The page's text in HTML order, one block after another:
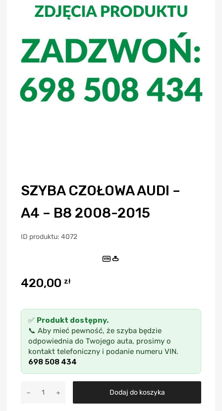
SZYBA CZOŁOWA AUDI –
A4 – B8 2008-2015
ID produktu: 4072
VIN
420,00 zł
✅ Produkt dostępny.
📞 Aby mieć pewność, że szyba będzie
odpowiednia do Twojego auta, prosimy o
kontakt telefoniczny i podanie numeru VIN.
698 508 434
Dodaj do koszyka